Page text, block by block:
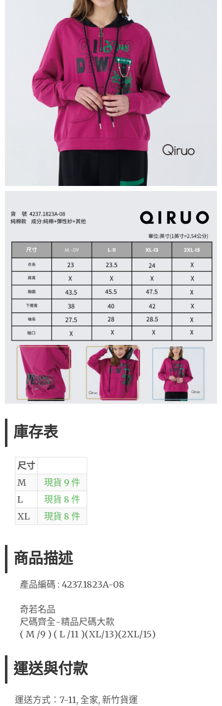
庫存表
尺寸
M
現貨 9 件
L
現貨 8 件
XL
現貨 8 件
商品描述
產品編碼 : 4237.1823A-08
奇若名品
尺碼齊全-精品尺碼大款
( M /9 ) ( L /11 )(XL/13)(2XL/15)
運送與付款
運送方式：7-11, 全家, 新竹貨運